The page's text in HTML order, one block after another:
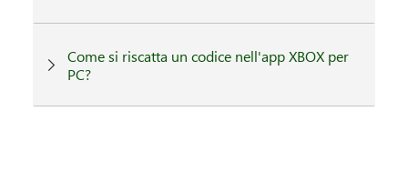
Come si riscatta un codice nell'app XBOX per
PC?